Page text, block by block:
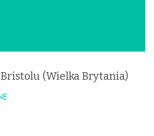
(Wielka Brytania)